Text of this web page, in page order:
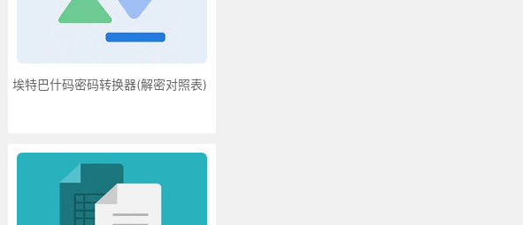
埃特巴什码密码转换器(解密对照表)